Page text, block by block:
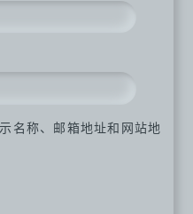
名称、邮箱地址和网站地